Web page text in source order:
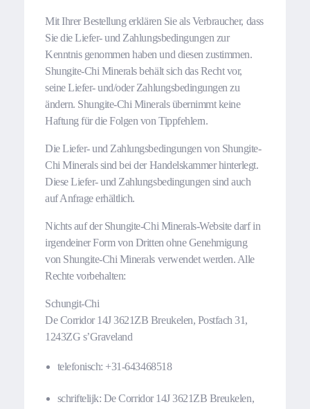
Mit Ihrer Bestellung erklären Sie als Verbraucher, dass
Sie die Liefer- und Zahlungsbedingungen zur
Kenntnis genommen haben und diesen zustimmen.
Shungite-Chi Minerals behält sich das Recht vor,
seine Liefer- und/oder Zahlungsbedingungen zu
ändern. Shungite-Chi Minerals übernimmt keine
Haftung für die Folgen von Tippfehlern.
Die Liefer- und Zahlungsbedingungen von Shungite-
Chi Minerals sind bei der Handelskammer hinterlegt.
Diese Liefer- und Zahlungsbedingungen sind auch
auf Anfrage erhältlich.
Nichts auf der Shungite-Chi Minerals-Website darf in
irgendeiner Form von Dritten ohne Genehmigung
von Shungite-Chi Minerals verwendet werden. Alle
Rechte vorbehalten:
Schungit-Chi
De Corridor 14J 3621ZB Breukelen, Postfach 31,
1243ZG s’Graveland
telefonisch: +31-643468518
schriftelijk: De Corridor 14J 3621ZB Breukelen,